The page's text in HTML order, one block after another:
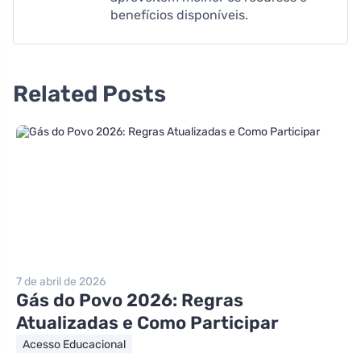
benefícios disponíveis.
Related Posts
7 de abril de 2026
Gás do Povo 2026: Regras
Atualizadas e Como Participar
Acesso Educacional